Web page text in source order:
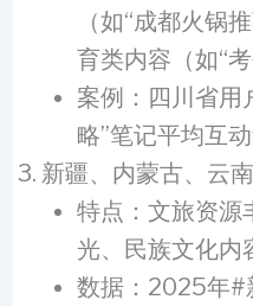
（如“成都火锅
育类内容（如“
案例：四川省用
略”笔记平均互
新疆、内蒙古、云南
特点：文旅资源
光、民族文化内
数据：2025年#